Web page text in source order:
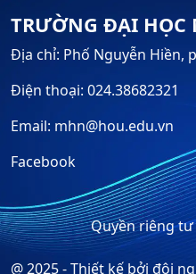
TRƯỜNG ĐẠI HỌC
Địa chỉ: Phố Nguyễn Hiền,
Điện thoại: 024.38682321
Email: mhn@hou.edu.vn
Facebook
Quyền riêng tư
@ 2025 - Thiết kế bởi đội